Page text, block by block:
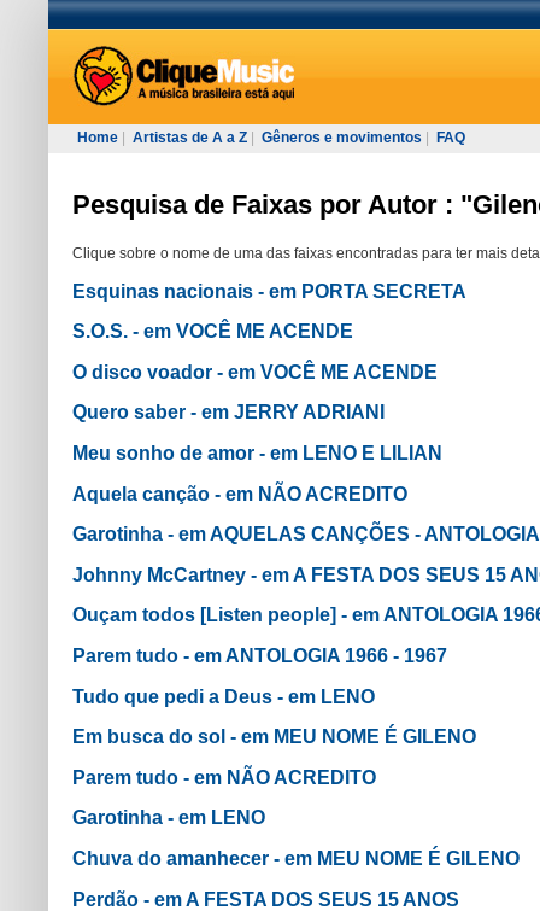
Home Artistas de A a Z Gêneros e movimentos FAQ
Pesquisa de Faixas por Autor :
Clique sobre o nome de uma das faixas encontradas para ter mais
Esquinas nacionais - em PORTA SECRETA
S.O.S. - em VOCÊ ME ACENDE
O disco voador - em VOCÊ ME ACENDE
Quero saber - em JERRY ADRIANI
Meu sonho de amor - em LENO E LILIAN
Aquela canção - em NÃO ACREDITO
Garotinha - em AQUELAS CANÇÕES -
Johnny McCartney - em A FESTA DOS SEUS 15
Ouçam todos [Listen people] - em ANTOLOGIA
Parem tudo - em ANTOLOGIA 1966 - 1967
Tudo que pedi a Deus - em LENO
Em busca do sol - em MEU NOME É GILENO
Parem tudo - em NÃO ACREDITO
Garotinha - em LENO
Chuva do amanhecer - em MEU NOME É GILENO
Perdão - em A FESTA DOS SEUS 15 ANOS